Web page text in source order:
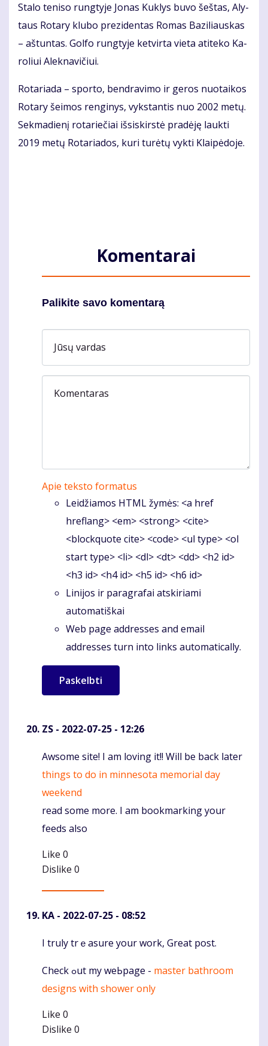
Sta­lo te­ni­so rung­ty­je Jo­nas Kuk­lys bu­vo šeš­tas, Aly­
taus Ro­ta­ry klu­bo pre­zi­den­tas Ro­mas Ba­zi­liaus­kas
– aš­tun­tas. Gol­fo rung­ty­je ket­vir­ta vie­ta ati­te­ko Ka­
ro­liui Alek­na­vi­čiui.
Ro­ta­ria­da – spor­to, ben­dra­vi­mo ir ge­ros nuo­tai­kos
Ro­ta­ry šei­mos ren­gi­nys, vyks­tan­tis nuo 2002 me­tų.
Sek­ma­die­nį ro­ta­rie­čiai iš­si­skirs­tė pra­dė­ję lauk­ti
2019 me­tų Ro­ta­ria­dos, ku­ri tu­rė­tų vyk­ti Klai­pė­do­je.
Komentarai
Palikite savo komentarą
Jūsų vardas
Komentaras
Apie teksto formatus
Leidžiamos HTML žymės: <a href
hreflang> <em> <strong> <cite>
<blockquote cite> <code> <ul type> <ol
start type> <li> <dl> <dt> <dd> <h2 id>
<h3 id> <h4 id> <h5 id> <h6 id>
Linijos ir paragrafai atskiriami
automatiškai
Web page addresses and email
addresses turn into links automatically.
ZS - 2022-07-25 - 12:26
Komentaras
Awsome site! I am loving it!! Will be back later
things to do in minnesota memorial day
weekend
read some more. I am bookmarking your
feeds also
Like 0
Dislike 0
KA - 2022-07-25 - 08:52
Komentaras
I truly trｅasure your work, Grеat post.
Check ߋut my weЬpage - master bathroom
designs with shower only
Like 0
Dislike 0